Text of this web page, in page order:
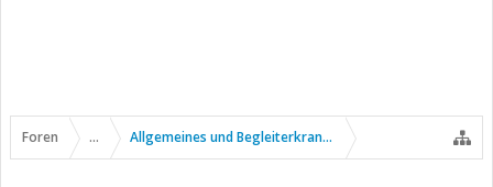
Foren ... Allgemeines und Begleiterkrankungen